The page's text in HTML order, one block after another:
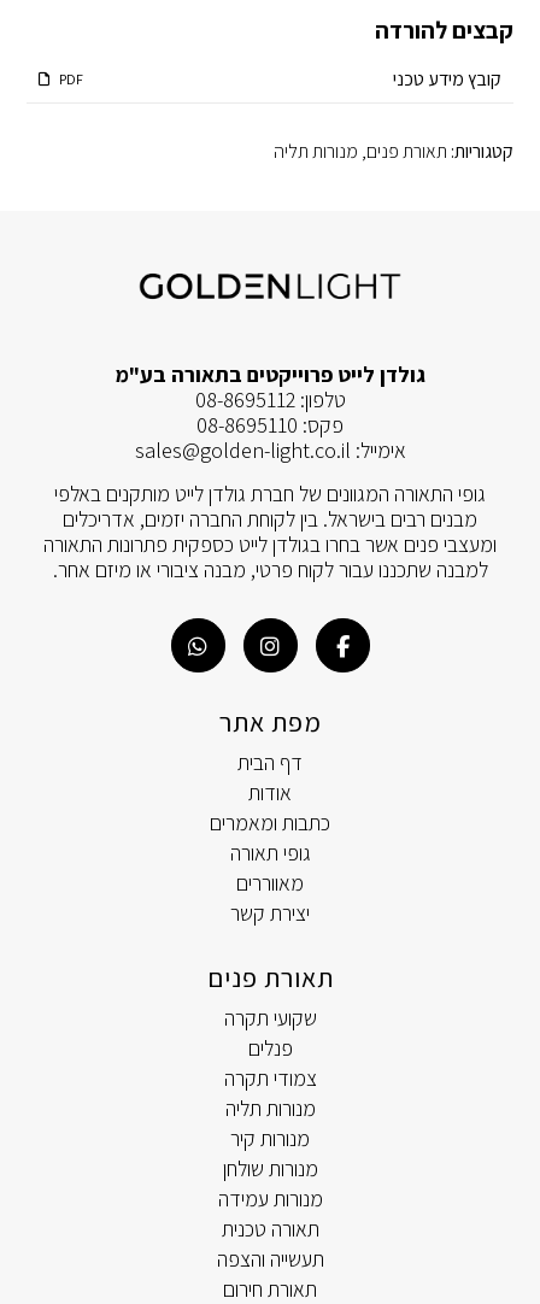
קבצים להורדה
קובץ מידע טכני PDF
קטגוריות: תאורת פנים, מנורות תליה
גולדן לייט פרוייקטים בתאורה בע"מ
טלפון:08-8695112
פקס: 08-8695110
אימייל: sales@golden-light.co.il
גופי התאורה המגוונים של חברת גולדן לייט מותקנים באלפי
מבנים רבים בישראל. בין לקוחת החברה יזמים, אדריכלים
ומעצבי פנים אשר בחרו בגולדן לייט כספקית פתרונות התאורה
למבנה שתכננו עבור לקוח פרטי, מבנה ציבורי או מיזם אחר.
מפת אתר
דף הבית
אודות
כתבות ומאמרים
גופי תאורה
מאווררים
יצירת קשר
תאורת פנים
שקועי תקרה
פנלים
צמודי תקרה
מנורות תליה
מנורות קיר
מנורות שולחן
מנורות עמידה
תאורה טכנית
תעשייה והצפה
תאורת חירום